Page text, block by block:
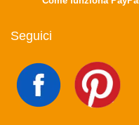
Seguici